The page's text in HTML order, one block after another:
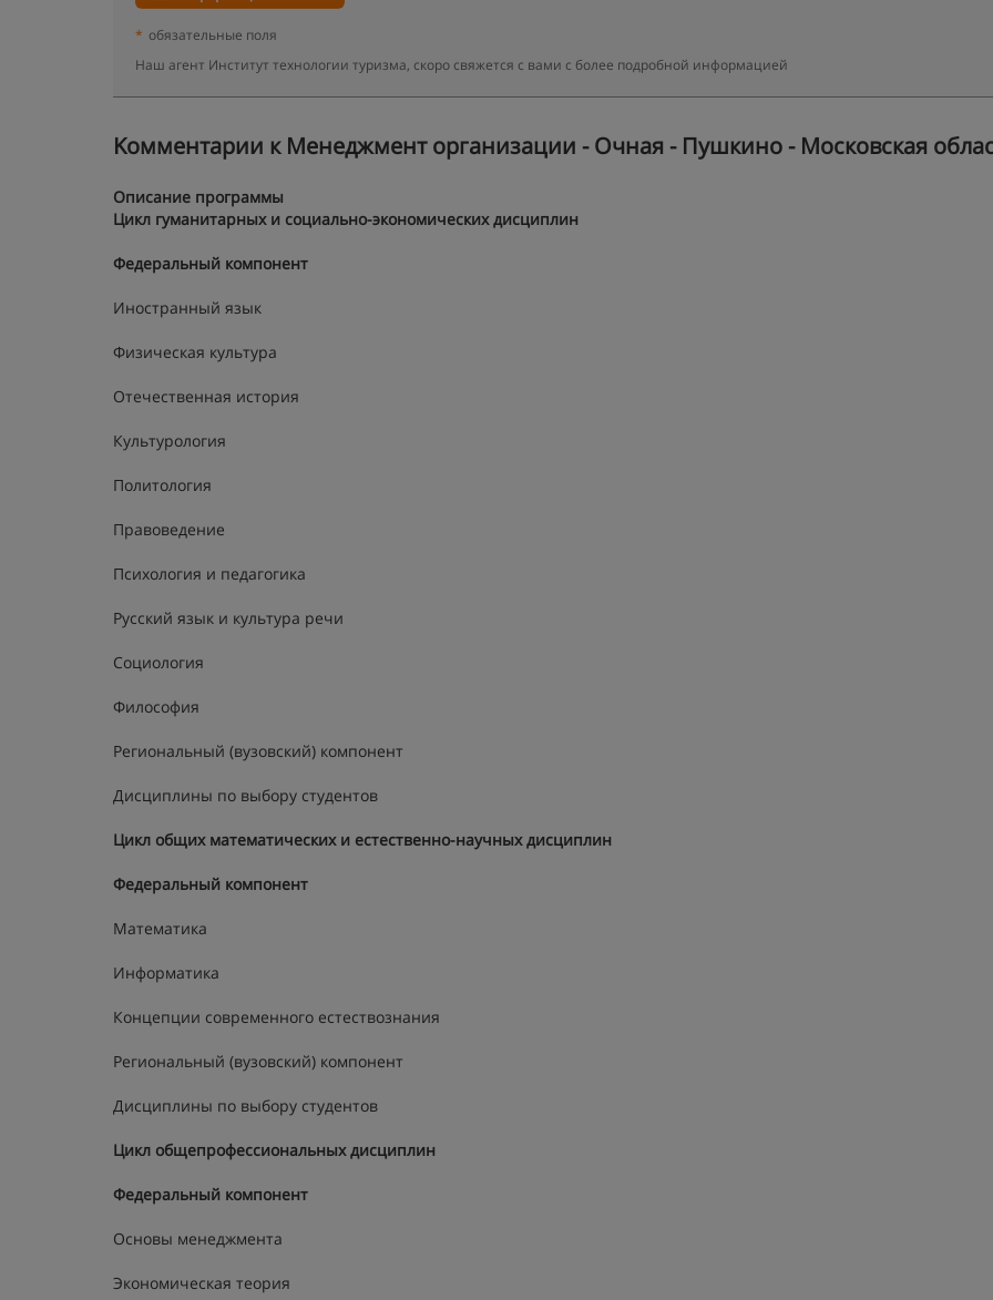
* обязательные поля
Наш агент Институт технологии туризма, скоро свяжется с вами с более подробной информацией
Kомментарии к Менеджмент организации - Очная - Пушкино - Московская
Описание программы
Цикл гуманитарных и социально-экономических дисциплин
Федеральный компонент
Иностранный язык
Физическая культура
Отечественная история
Культурология
Политология
Правоведение
Психология и педагогика
Русский язык и культура речи
Социология
Философия
Региональный (вузовский) компонент
Дисциплины по выбору студентов
Цикл общих математических и естественно-научных дисциплин
Федеральный компонент
Математика
Информатика
Концепции современного естествознания
Региональный (вузовский) компонент
Дисциплины по выбору студентов
Цикл общепрофессиональных дисциплин
Федеральный компонент
Основы менеджмента
Экономическая теория